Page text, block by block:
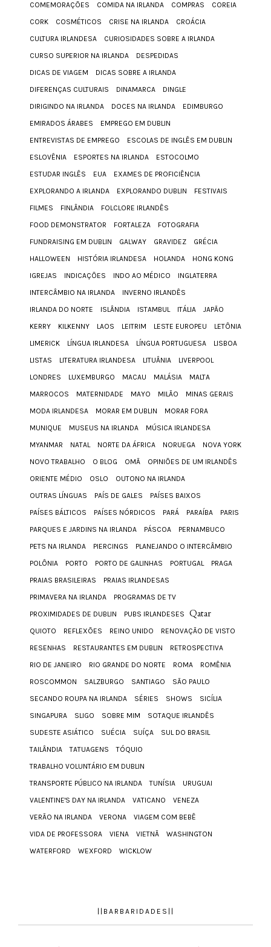
COMEMORAÇÕES
COMIDA NA IRLANDA COMPRAS
COREIA
CORK
COSMÉTICOS CRISE NA IRLANDA
CROÁCIA
CULTURA IRLANDESA
CURIOSIDADES SOBRE A IRLANDA
CURSO SUPERIOR NA IRLANDA
DESPEDIDAS
DICAS DE VIAGEM
DICAS SOBRE A IRLANDA
DIFERENÇAS CULTURAIS
DINAMARCA
DINGLE
DIRIGINDO NA IRLANDA
DOCES NA IRLANDA
EDIMBURGO
EMIRADOS ÁRABES
EMPREGO EM DUBLIN
ENTREVISTAS DE EMPREGO
ESCOLAS DE INGLÊS EM DUBLIN
ESLOVÊNIA
ESPORTES NA IRLANDA
ESTOCOLMO
ESTUDAR INGLÊS
EUA
EXAMES DE PROFICIÊNCIA
EXPLORANDO A IRLANDA
EXPLORANDO DUBLIN
FESTIVAIS
FILMES
FINLÂNDIA
FOLCLORE IRLANDÊS
FOOD DEMONSTRATOR
FORTALEZA
FOTOGRAFIA
FUNDRAISING EM DUBLIN
GALWAY GRAVIDEZ
GRÉCIA
HALLOWEEN
HISTÓRIA IRLANDESA HOLANDA
HONG KONG
IGREJAS
INDICAÇÕES INDO AO MÉDICO
INGLATERRA
INTERCÂMBIO NA IRLANDA
INVERNO IRLANDÊS
IRLANDA DO NORTE
ISLÂNDIA ISTAMBUL ITÁLIA
JAPÃO
KERRY
KILKENNY LAOS LEITRIM LESTE EUROPEU
LETÔNIA
LIMERICK
LÍNGUA IRLANDESA LÍNGUA PORTUGUESA
LISBOA
LISTAS
LITERATURA IRLANDESA LITUÂNIA
LIVERPOOL
LONDRES
LUXEMBURGO MACAU MALÁSIA
MALTA
MARROCOS
MATERNIDADE MAYO MILÃO
MINAS GERAIS
MODA IRLANDESA
MORAR EM DUBLIN
MORAR FORA
MUNIQUE
MUSEUS NA IRLANDA
MÚSICA IRLANDESA
MYANMAR
NATAL NORTE DA ÁFRICA NORUEGA
NOVA YORK
NOVO TRABALHO
O BLOG OMÃ
OPINIÕES DE UM IRLANDÊS
ORIENTE MÉDIO
OSLO
OUTONO NA IRLANDA
OUTRAS LÍNGUAS
PAÍS DE GALES
PAÍSES BAIXOS
PAÍSES BÁLTICOS
PAÍSES NÓRDICOS PARÁ PARAÍBA
PARIS
PARQUES E JARDINS NA IRLANDA
PÁSCOA
PERNAMBUCO
PETS NA IRLANDA
PIERCINGS
PLANEJANDO O INTERCÂMBIO
POLÔNIA
PORTO PORTO DE GALINHAS PORTUGAL
PRAGA
PRAIAS BRASILEIRAS
PRAIAS IRLANDESAS
PRIMAVERA NA IRLANDA
PROGRAMAS DE TV
PROXIMIDADES DE DUBLIN
PUBS IRLANDESES Qatar
QUIOTO REFLEXÕES REINO UNIDO
RENOVAÇÃO DE VISTO
RESENHAS
RESTAURANTES EM DUBLIN
RETROSPECTIVA
RIO DE JANEIRO
RIO GRANDE DO NORTE ROMA
ROMÊNIA
ROSCOMMON
SALZBURGO SANTIAGO
SÃO PAULO
SECANDO ROUPA NA IRLANDA
SÉRIES SHOWS
SICÍLIA
SINGAPURA
SLIGO SOBRE MIM
SOTAQUE IRLANDÊS
SUDESTE ASIÁTICO
SUÉCIA SUÍÇA
SUL DO BRASIL
TAILÂNDIA
TATUAGENS
TÓQUIO
TRABALHO VOLUNTÁRIO EM DUBLIN
TRANSPORTE PÚBLICO NA IRLANDA
TUNÍSIA
URUGUAI
VALENTINE'S DAY NA IRLANDA
VATICANO
VENEZA
VERÃO NA IRLANDA
VERONA
VIAGEM COM BEBÊ
VIDA DE PROFESSORA
VIENA VIETNÃ
WASHINGTON
WATERFORD
WEXFORD WICKLOW
||BARBARIDADES||